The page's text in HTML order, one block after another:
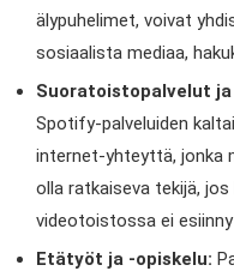
älypuhelimet, voivat
sosiaalista mediaa,
Suoratoistopalvelut ja
Spotify-palveluiden
internet-yhteyttä, jonka
olla ratkaiseva tekijä,
videotoistossa ei
Etätyöt ja -opiskelu: